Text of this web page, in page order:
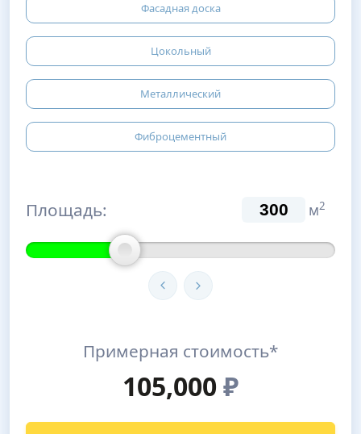
Фасадная доска
Цокольный
Металлический
Фиброцементный
Площадь: м2
Примерная стоимость*
105,000₽